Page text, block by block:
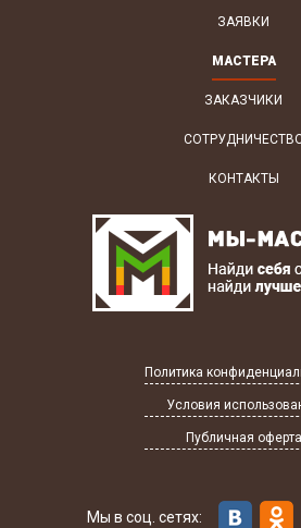
ЗАЯВКИ
МАСТЕРА
ЗАКАЗЧИКИ
КОНТАКТЫ
Политика
Условия
Публичная оферта
Мы в соц. сетях: